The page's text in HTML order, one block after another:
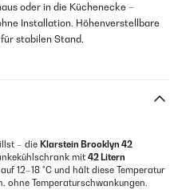
oder in die Küchenecke –
Installation. Höhenverstellbare
stabilen Stand.
– die Klarstein Brooklyn 42
mit 42 Litern
12–18 °C und hält diese Temperatur
ohne Temperaturschwankungen.